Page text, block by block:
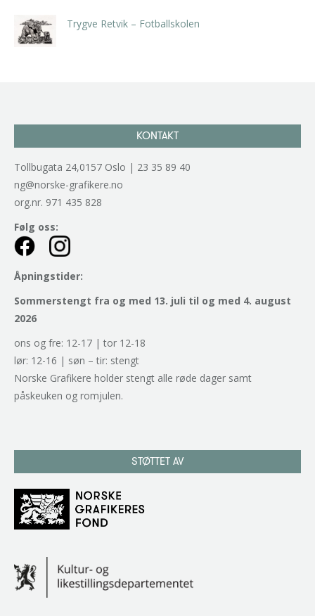
Trygve Retvik – Fotballskolen
KONTAKT
Tollbugata 24,0157 Oslo | 23 35 89 40
ng@norske-grafikere.no
org.nr. 971 435 828
Følg oss:
Åpningstider:
Sommerstengt fra og med 13. juli til og med 4. august
2026
ons og fre: 12-17 | tor 12-18
lør: 12-16 | søn – tir: stengt
Norske Grafikere holder stengt alle røde dager samt
påskeuken og romjulen.
STØTTET AV